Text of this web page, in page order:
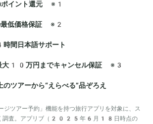
イント還元 ※1
最低価格保証 ※2
間日本語サポート
大10万円までキャンセル保証 ※3
ツアーから“えらべる”品ぞろえ
ツアー予約」機能を持つ旅行アプリを対象に、ス
く調査。アプリブ（2025年6月18日時点の